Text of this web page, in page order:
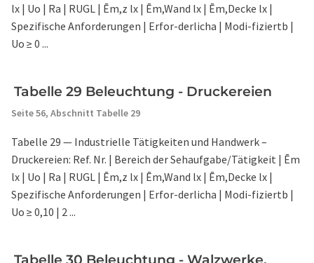
lx | Uo | Ra | RUGL | Ēm,z lx | Ēm,Wand lx | Ēm,Decke lx |
Spezifische Anforderungen | Erfor-derlicha | Modi-fiziertb |
Uo ≥ 0 ...
Tabelle 29 Beleuchtung - Druckereien
Seite 56, Abschnitt Tabelle 29
Tabelle 29 — Industrielle Tätigkeiten und Handwerk –
Druckereien: Ref. Nr. | Bereich der Sehaufgabe/Tätigkeit | Ēm
lx | Uo | Ra | RUGL | Ēm,z lx | Ēm,Wand lx | Ēm,Decke lx |
Spezifische Anforderungen | Erfor-derlicha | Modi-fiziertb |
Uo ≥ 0,10 | 2 ...